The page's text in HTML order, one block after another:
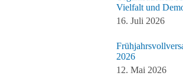
Vielfalt und
16. Juli 2026
2026
12. Mai 2026